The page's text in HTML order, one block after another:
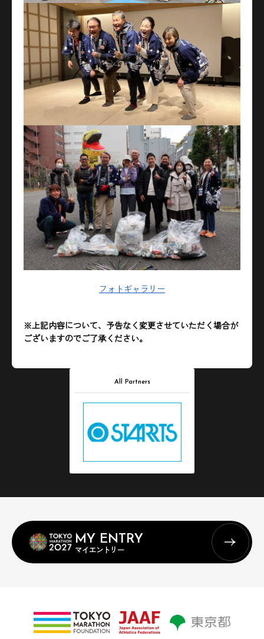
フォトギャラリー
※上記内容について、予告なく変更させていただく場合が
ございますのでご了承ください。
All Partners
MY ENTRY
マイエントリー